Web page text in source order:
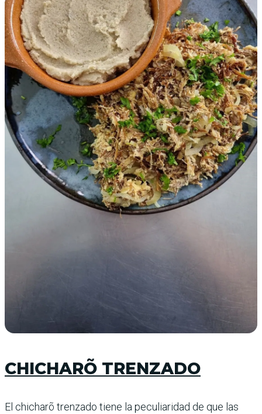
CHICHARÕ TRENZADO
El chicharõ trenzado tiene la peculiaridad de que las